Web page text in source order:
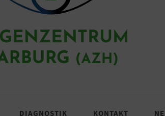
DIAGNOSTIK KONTAKT